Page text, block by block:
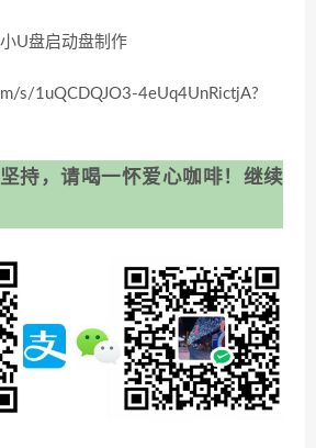
盘启动盘制作
s/1uQCDQJO3-4eUq4UnRictjA?
持，请喝一怀爱心咖啡！继续